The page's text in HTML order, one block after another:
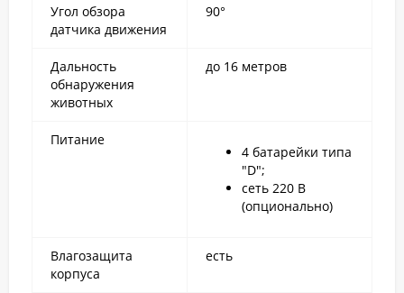
Угол обзора
датчика движения
90°
Дальность
обнаружения
животных
до 16 метров
Питание
4 батарейки типа
"D";
сеть 220 В
(опционально)
Влагозащита
корпуса
есть